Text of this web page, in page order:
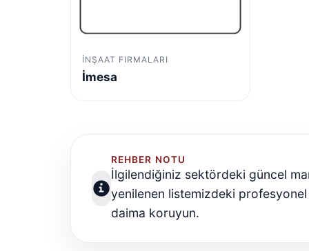
İNŞAAT FIRMALARI
İmesa
REHBER NOTU
İlgilendiğiniz sektördeki güncel
yenilenen listemizdeki
daima koruyun.